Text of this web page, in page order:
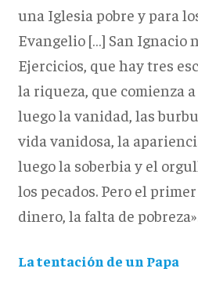
una Iglesia pobre y para
Evangelio […] San Ignacio
Ejercicios, que hay tres
la riqueza, que comienza
luego la vanidad, las
vida vanidosa, la
luego la soberbia y el
los pecados. Pero el
dinero, la falta de
La tentación de un Papa